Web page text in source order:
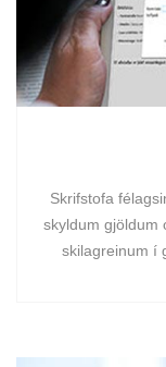
Skrifstofa
skyldum gjöldum
skilagreinum í